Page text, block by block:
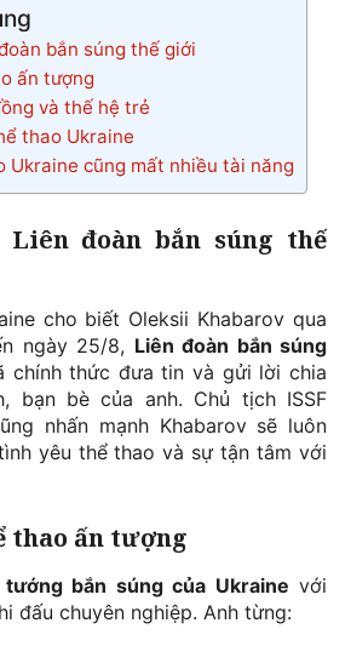
bắn súng thế giới
ấn tượng
và thế hệ trẻ
thao Ukraine
Ukraine cũng mất nhiều tài năng
đoàn bắn súng thế
cho biết Oleksii Khabarov qua
ngày 25/8, Liên đoàn bắn súng
chính thức đưa tin và gửi lời chia
bạn bè của anh. Chủ tịch ISSF
nhấn mạnh Khabarov sẽ luôn
yêu thể thao và sự tận tâm với
thao ấn tượng
tướng bắn súng của Ukraine với
đấu chuyên nghiệp. Anh từng: